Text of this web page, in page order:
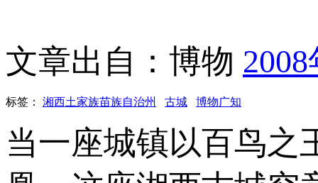
文章出自：博物
标签： 湘西土家族苗族自治州 古城 博物广知
当一座城镇以百鸟之